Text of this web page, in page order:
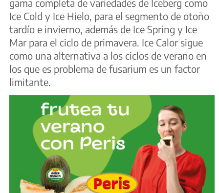
gama completa de variedades de Iceberg como
Ice Cold y Ice Hielo, para el segmento de otoño
tardío e invierno, además de Ice Spring y Ice
Mar para el ciclo de primavera. Ice Calor sigue
como una alternativa a los ciclos de verano en
los que es problema de fusarium es un factor
limitante.